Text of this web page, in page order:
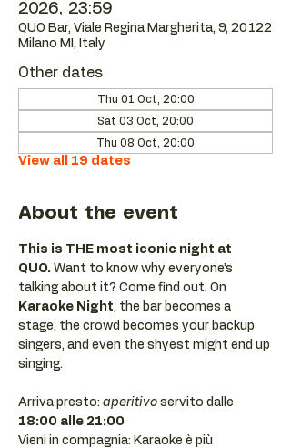
2026, 23:59
QUO Bar, Viale Regina Margherita, 9, 20122
Milano MI, Italy
Other dates
Thu 01 Oct, 20:00
Sat 03 Oct, 20:00
Thu 08 Oct, 20:00
View all 19 dates
About the event
This is THE most iconic night at
QUO. Want to know why everyone’s
talking about it? Come find out. On
Karaoke Night, the bar becomes a
stage, the crowd becomes your backup
singers, and even the shyest might end up
singing.
Arriva presto: aperitivo servito dalle
18:00 alle 21:00
Vieni in compagnia: Karaoke è più